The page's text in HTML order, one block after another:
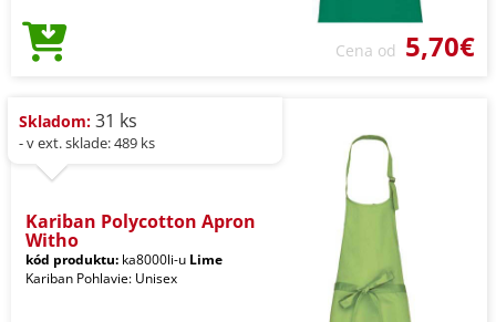
Cena od 5,70€
Skladom: 31 ks
- v ext. sklade: 489 ks
Kariban Polycotton Apron
Witho
kód produktu: ka8000li-u Lime
Kariban Pohlavie: Unisex